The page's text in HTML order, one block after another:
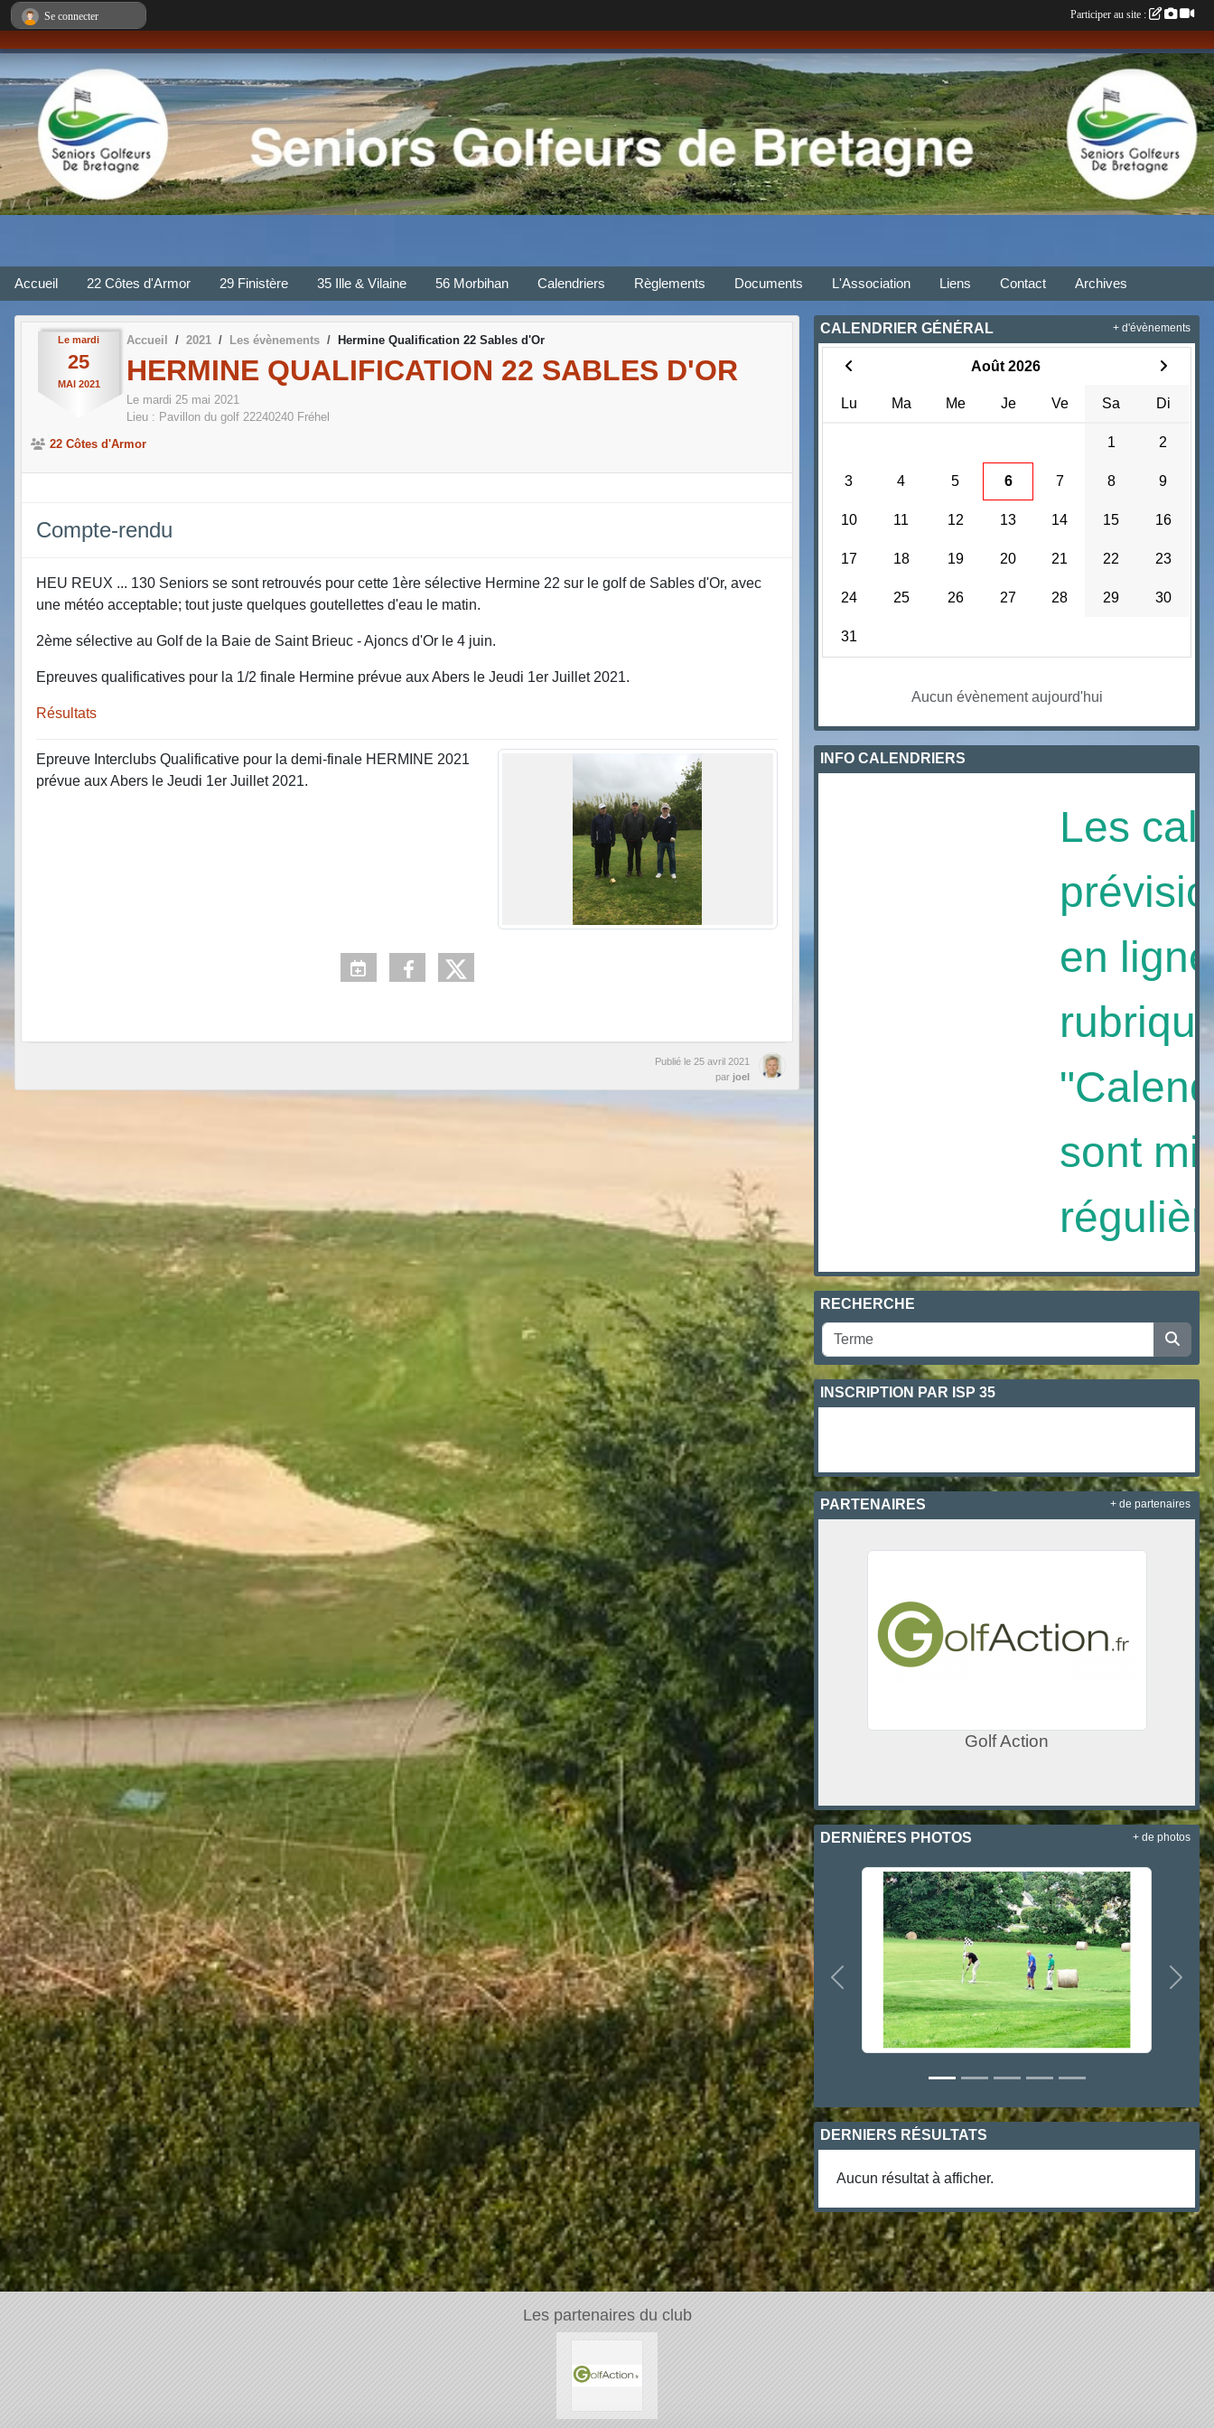
Accueil 22 Côtes d'Armor 29 Finistère 35 Ille & Vilaine 56 Morbihan Calendriers Règlements Documents L'Association Liens Contact Archives
Le mardi
25
MAI 2021
Accueil 2021 Les évènements Hermine Qualification 22 Sables d'Or
HERMINE QUALIFICATION 22 SABLES D'OR
Le mardi 25 mai 2021
Lieu : Pavillon du golf 22240240 Fréhel
22 Côtes d'Armor
Compte-rendu
HEU REUX ... 130 Seniors se sont retrouvés pour cette 1ère sélective Hermine 22 sur le golf de Sables d'Or, avec
une météo acceptable; tout juste quelques goutellettes d'eau le matin.
2ème sélective au Golf de la Baie de Saint Brieuc - Ajoncs d'Or le 4 juin.
Epreuves qualificatives pour la 1/2 finale Hermine prévue aux Abers le Jeudi 1er Juillet 2021.
Résultats
Epreuve Interclubs Qualificative pour la demi-finale HERMINE 2021
prévue aux Abers le Jeudi 1er Juillet 2021.
Publié le 25 avril 2021
par joel
CALENDRIER GÉNÉRAL
Août 2026
Lu Ma Me Je Ve Sa Di
1 2
3 4 5 6 7 8 9
10 11 12 13 14 15 16
17 18 19 20 21 22 23
24 25 26 27 28 29 30
31
Aucun évènement aujourd'hui
+ d'évènements
INFO CALENDRIERS
Les
en ligne
rubrique
sont mis
RECHERCHE
INSCRIPTION PAR ISP 35
PARTENAIRES
Golf Action
+ de partenaires
DERNIÈRES PHOTOS
Précedent
+ de photos
DERNIERS RÉSULTATS
Aucun résultat à afficher.
Les partenaires du club
Se connecter Participer au site :
Panneau de gestion des cookies